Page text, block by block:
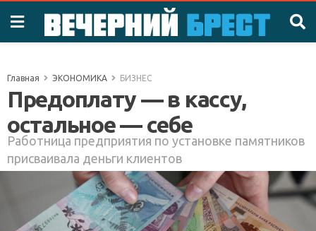
Главная ЭКОНОМИКА БИЗНЕС
Предоплату — в кассу,
остальное — себе
Работница предприятия по установке памятников
присваивала деньги клиентов